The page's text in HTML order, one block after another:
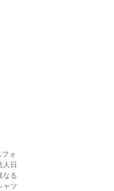
ォ
人日
なる
ャツ